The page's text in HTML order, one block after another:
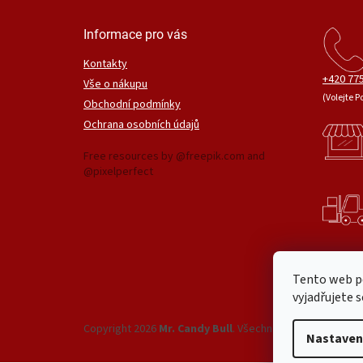
Tento web
vyjadřujete
Informace pro vás
Kontakty
Vše o nákupu
Obchodní podmínky
Ochrana osobních údajů
Free resources by @freepik.com and
@pixelperfect
+420
(Volejte
Copyright 2026 Mr. Candy Bull. Všechna práva vyhrazena.